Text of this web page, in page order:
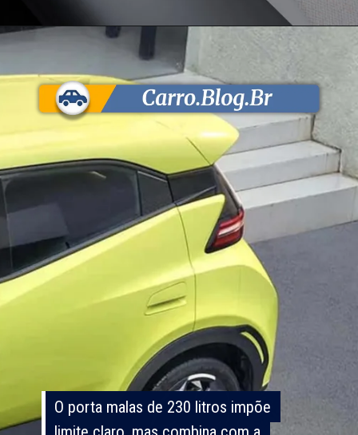
O porta malas de 230 litros impõe
limite claro, mas combina com a
O porta malas de 230 litros impõe
limite claro, mas combina com a